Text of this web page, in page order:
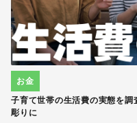
子育て世帯の生活費の実態を
彫りに
お金